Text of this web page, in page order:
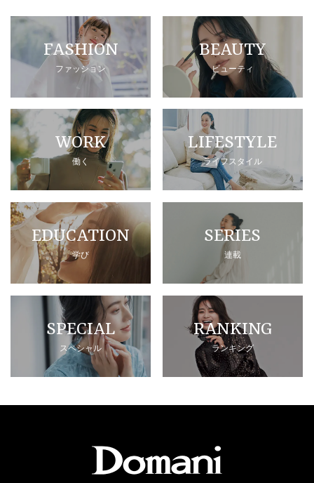
FASHION
ファッション
BEAUTY
ビューティ
WORK
働く
LIFESTYLE
ライフスタイル
EDUCATION
学び
SERIES
連載
SPECIAL
スペシャル
RANKING
ランキング